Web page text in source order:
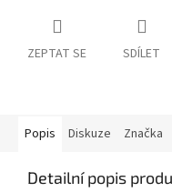
ZEPTAT SE SDÍLET
Popis Diskuze Značka
Detailní popis